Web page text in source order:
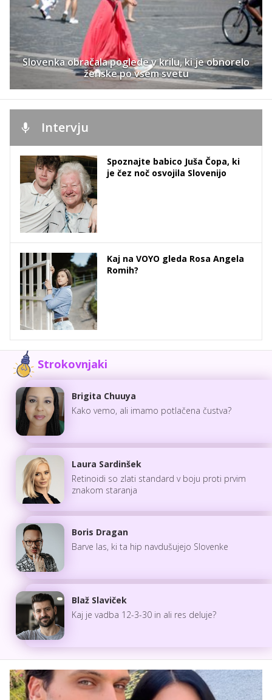
Slovenka obračala poglede v krilu, ki je obnorelo
ženske po vsem svetu
Intervju
Spoznajte babico Juša Čopa, ki
je čez noč osvojila Slovenijo
Kaj na VOYO gleda Rosa Angela
Romih?
Strokovnjaki
Brigita Chuuya
Kako vemo, ali imamo potlačena čustva?
Laura Sardinšek
Retinoidi so zlati standard v boju proti prvim
znakom staranja
Boris Dragan
Barve las, ki ta hip navdušujejo Slovenke
Blaž Slaviček
Kaj je vadba 12-3-30 in ali res deluje?